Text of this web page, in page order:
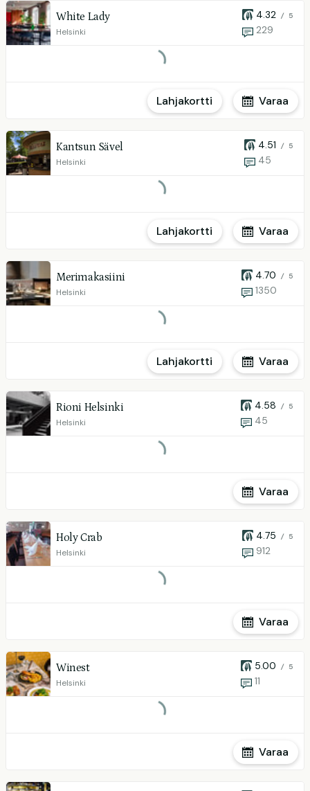
White Lady
Helsinki
4.32 / 5
229
Varaa
Lahjakortti
Kantsun Sävel
Helsinki
4.51 / 5
45
Varaa
Lahjakortti
Merimakasiini
Helsinki
4.70 / 5
1350
Varaa
Lahjakortti
Rioni Helsinki
Helsinki
4.58 / 5
45
Varaa
Holy Crab
Helsinki
4.75 / 5
912
Varaa
Winest
Helsinki
5.00 / 5
11
Varaa